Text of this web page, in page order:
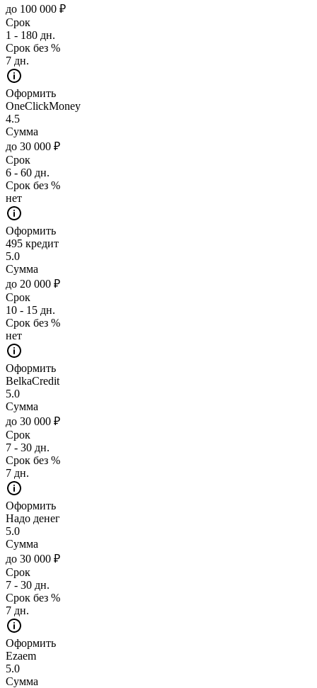
до 100 000 ₽
Срок
1 - 180 дн.
Срок без %
7 дн.
Оформить
OneClickMoney
4.5
Сумма
до 30 000 ₽
Срок
6 - 60 дн.
Срок без %
нет
Оформить
495 кредит
5.0
Сумма
до 20 000 ₽
Срок
10 - 15 дн.
Срок без %
нет
Оформить
BelkaCredit
5.0
Сумма
до 30 000 ₽
Срок
7 - 30 дн.
Срок без %
7 дн.
Оформить
Надо денег
5.0
Сумма
до 30 000 ₽
Срок
7 - 30 дн.
Срок без %
7 дн.
Оформить
Ezaem
5.0
Сумма